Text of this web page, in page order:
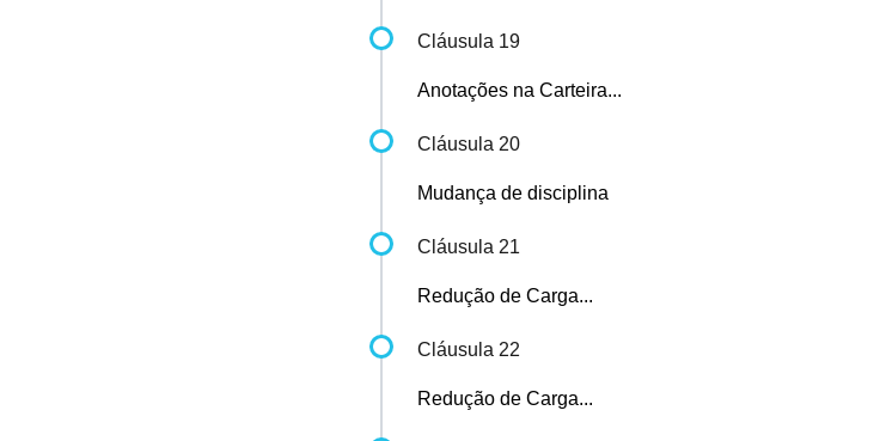
Cláusula 19
Anotações na Carteira...
Cláusula 20
Mudança de disciplina
Cláusula 21
Redução de Carga...
Cláusula 22
Redução de Carga...